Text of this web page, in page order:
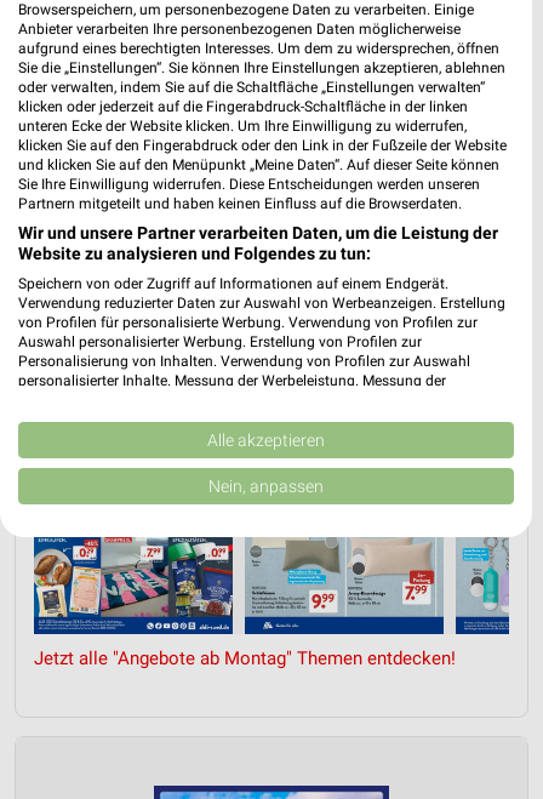
Gültig von 10. Aug. bis 15. Aug.
📅 Kalendereintrag erstellen
PROSPEKT BLÄTTERN
ANGEBOTE AB MONTAG FLEISCH & WURST AKTIONEN, RABATTE &
Jetzt alle "Angebote ab Montag" Themen entdecken!
Browserspeichern, um personenbezogene Daten zu verarbeiten. Einige
Anbieter verarbeiten Ihre personenbezogenen Daten möglicherweise
aufgrund eines berechtigten Interesses. Um dem zu widersprechen, öffnen
Sie die „Einstellungen“. Sie können Ihre Einstellungen akzeptieren, ablehnen
oder verwalten, indem Sie auf die Schaltfläche „Einstellungen verwalten“
klicken oder jederzeit auf die Fingerabdruck-Schaltfläche in der linken
unteren Ecke der Website klicken. Um Ihre Einwilligung zu widerrufen,
klicken Sie auf den Fingerabdruck oder den Link in der Fußzeile der Website
und klicken Sie auf den Menüpunkt „Meine Daten“. Auf dieser Seite können
Sie Ihre Einwilligung widerrufen. Diese Entscheidungen werden unseren
Partnern mitgeteilt und haben keinen Einfluss auf die Browserdaten.
Wir und unsere Partner verarbeiten Daten, um die Leistung der
Website zu analysieren und Folgendes zu tun:
Speichern von oder Zugriff auf Informationen auf einem Endgerät.
Verwendung reduzierter Daten zur Auswahl von Werbeanzeigen. Erstellung
von Profilen für personalisierte Werbung. Verwendung von Profilen zur
Auswahl personalisierter Werbung. Erstellung von Profilen zur
Personalisierung von Inhalten. Verwendung von Profilen zur Auswahl
personalisierter Inhalte. Messung der Werbeleistung. Messung der
Kombinationen von Daten aus verschiedenen Quellen. Entwicklung und
Verbesserung der Angebote. Verwendung reduzierter Daten zur Auswahl
von Inhalten.
Daten können außerhalb der Europäischen Union weitergegeben und in die
USA gesendet werden.
Website/App.
Partnerliste anzeigen (1 IAB-Anbieter)
Wir nutzen Ihre Daten für folgende Zwecke:
IAB-Verarbeitungszwecke:
Speichern von oder Zugriff auf Informationen
Alle akzeptieren
Nein, anpassen